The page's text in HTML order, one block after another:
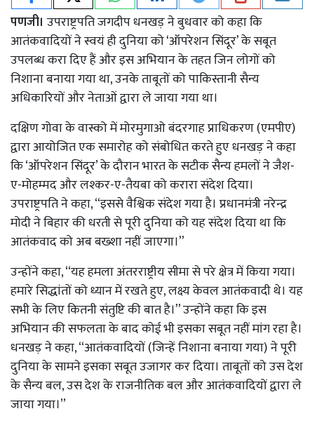
पणजी। उपराष्ट्रपति जगदीप धनखड़ ने बुधवार को कहा कि
आतंकवादियों ने स्वयं ही दुनिया को ‘ऑपरेशन सिंदूर’ के सबूत
उपलब्ध करा दिए हैं और इस अभियान के तहत जिन लोगों को
निशाना बनाया गया था, उनके ताबूतों को पाकिस्तानी सैन्य
अधिकारियों और नेताओं द्वारा ले जाया गया था।
दक्षिण गोवा के वास्को में मोरमुगाओ बंदरगाह प्राधिकरण (एमपीए)
द्वारा आयोजित एक समारोह को संबोधित करते हुए धनखड़ ने कहा
कि ‘ऑपरेशन सिंदूर’ के दौरान भारत के सटीक सैन्य हमलों ने जैश-
ए-मोहम्मद और लश्कर-ए-तैयबा को करारा संदेश दिया।
उपराष्ट्रपति ने कहा, ‘‘इससे वैश्विक संदेश गया है। प्रधानमंत्री नरेन्द्र
मोदी ने बिहार की धरती से पूरी दुनिया को यह संदेश दिया था कि
आतंकवाद को अब बख्शा नहीं जाएगा।’’
उन्होंने कहा, ‘‘यह हमला अंतरराष्ट्रीय सीमा से परे क्षेत्र में किया गया।
हमारे सिद्धांतों को ध्यान में रखते हुए, लक्ष्य केवल आतंकवादी थे। यह
सभी के लिए कितनी संतुष्टि की बात है।’’ उन्होंने कहा कि इस
अभियान की सफलता के बाद कोई भी इसका सबूत नहीं मांग रहा है।
धनखड़ ने कहा, ‘‘आतंकवादियों (जिन्हें निशाना बनाया गया) ने पूरी
दुनिया के सामने इसका सबूत उजागर कर दिया। ताबूतों को उस देश
के सैन्य बल, उस देश के राजनीतिक बल और आतंकवादियों द्वारा ले
जाया गया।’’